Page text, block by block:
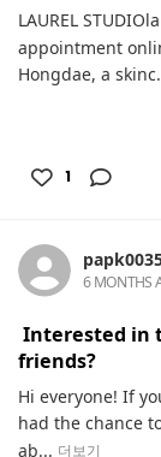
LAUREL
appointment
Hongdae, a
1
6 MONTHS
Interested in
friends?
Hi everyone! If
had the chance
ab... 더보기